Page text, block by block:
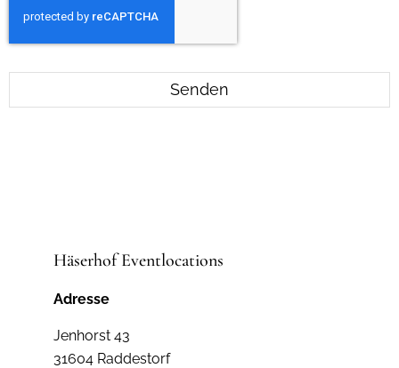
Senden
Häserhof Eventlocations
Adresse
Jenhorst 43
31604 Raddestorf